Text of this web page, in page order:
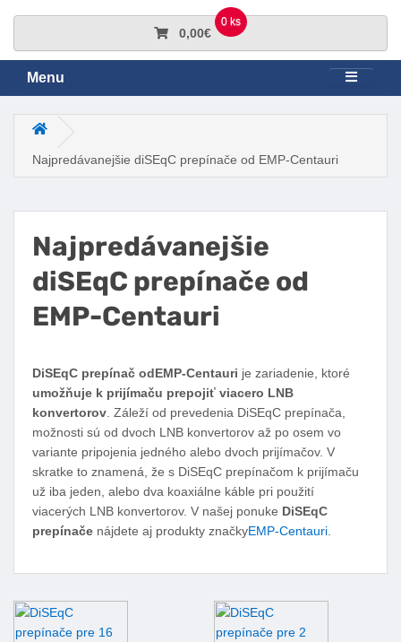
0 ks
0,00€
Menu
Hlavná stránka
Najpredávanejšie diSEqC prepínače od EMP-Centauri
Najpredávanejšie
diSEqC prepínače od
EMP-Centauri
Facebook
Twitter
Pinterest
LinkedIn
Tumblr
reddit
DiSEqC prepínač odEMP-Centauri je zariadenie, ktoré
umožňuje k prijímaču prepojiť viacero LNB
konvertorov . Záleží od prevedenia DiSEqC prepínača,
možnosti sú od dvoch LNB konvertorov až po osem vo
variante pripojenia jedného alebo dvoch prijímačov. V
skratke to znamená, že s DiSEqC prepínačom k prijímaču
už iba jeden, alebo dva koaxiálne káble pri použití
viacerých LNB konvertorov. V našej ponuke DiSEqC
prepínače nájdete aj produkty značkyEMP-Centauri
Podkategórie diSEqC prepínače